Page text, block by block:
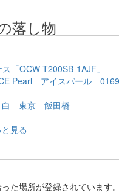
落し物
「OCW-T200SB-1AJF」
Pearl アイスパール
白 東京 飯田橋
見る
た場所が登録されています。